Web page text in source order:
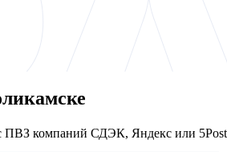
ПВЗ компаний СДЭК, Яндекс или